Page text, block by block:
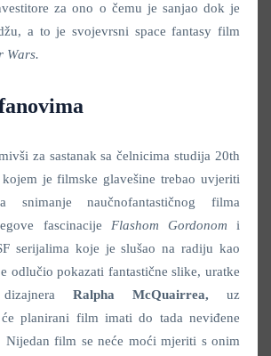
za ono o čemu je sanjao dok je
a to je svojevrsni space fantasy film
Wars.
za sastanak sa čelnicima studija 20th
je filmske glavešine trebao uvjeriti
snimanje naučnofantastičnog filma
fascinacije Flashom Gordonom i
serijalima koje je slušao na radiju kao
odlučio pokazati fantastične slike, uratke
dizajnera Ralpha McQuairrea, uz
planirani film imati do tada neviđene
Nijedan film se neće moći mjeriti s onim